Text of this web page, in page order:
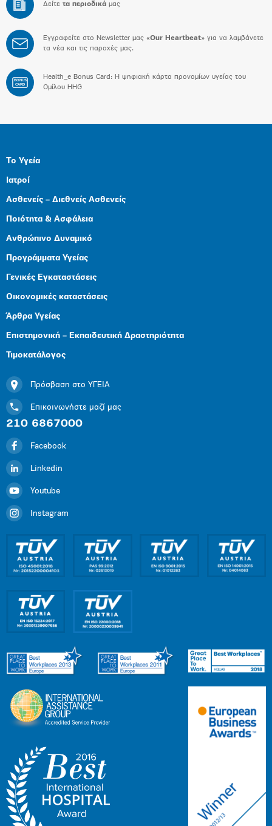
Δείτε τα περιοδικά μας
Εγγραφείτε στο Newsletter μας «Our Heartbeat» για να λαμβάνετε
τα νέα και τις παροχές μας.
BONUS
CARD
Health_e Bonus Card: H ψηφιακή κάρτα προνομίων υγείας του
Ομίλου HHG
Το Υγεία
Ιατροί
Ασθενείς – Διεθνείς Ασθενείς
Ποιότητα & Ασφάλεια
Ανθρώπινο Δυναμικό
Προγράμματα Υγείας
Γενικές Εγκαταστάσεις
Οικονομικές καταστάσεις
Άρθρα Υγείας
Επιστημονική – Εκπαιδευτική Δραστηριότητα
Τιμοκατάλογος
Πρόσβαση στο ΥΓΕΙΑ
Επικοινωνήστε μαζί μας
210 6867000
Facebook
Linkedin
Youtube
Instagram